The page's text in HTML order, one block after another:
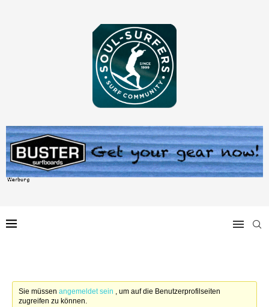
Sie müssenangemeldet sein , um auf die Benutzerprofilseiten
zugreifen zu können.